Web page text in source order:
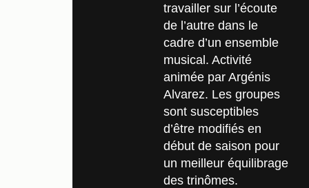
travailler sur l’écoute
de l’autre dans le
cadre d’un ensemble
musical. Activité
animée par Argénis
Alvarez. Les groupes
sont susceptibles
d’être modifiés en
début de saison pour
un meilleur équilibrage
des trinômes.